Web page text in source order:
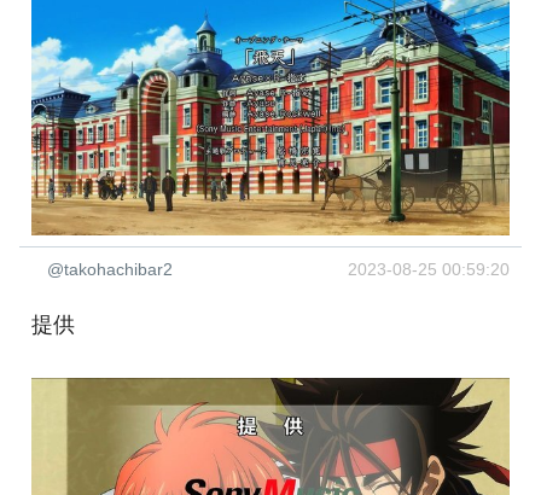
@takohachibar2 2023-08-25 00:59:20
提供